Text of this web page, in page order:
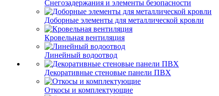
Снегозадержания и элементы безопасности
Доборные элементы для металлической кровли
Кровельная вентиляция
Линейный водоотвод
Декоративные стеновые панели ПВХ
Откосы и комплектующие